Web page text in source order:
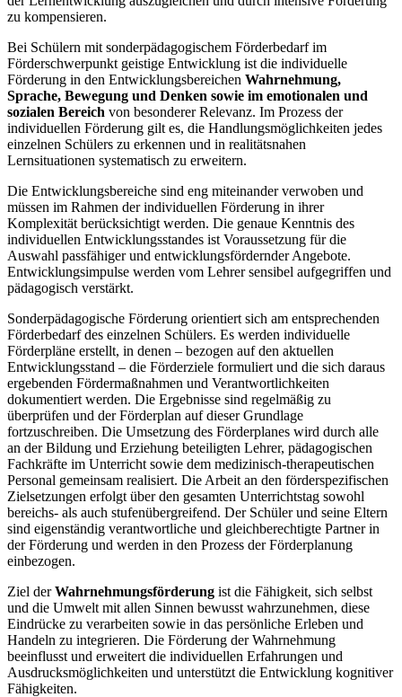
zu kompensieren.
Bei Schülern mit sonderpädagogischem Förderbedarf im
Förderschwerpunkt geistige Entwicklung ist die individuelle
Förderung in den Entwicklungsbereichen Wahrnehmung,
Sprache, Bewegung und Denken sowie im emotionalen und
sozialen Bereich von besonderer Relevanz. Im Prozess der
individuellen Förderung gilt es, die Handlungsmöglichkeiten jedes
einzelnen Schülers zu erkennen und in realitätsnahen
Lernsituationen systematisch zu erweitern.
Die Entwicklungsbereiche sind eng miteinander verwoben und
müssen im Rahmen der individuellen Förderung in ihrer
Komplexität berücksichtigt werden. Die genaue Kenntnis des
individuellen Entwicklungsstandes ist Voraussetzung für die
Auswahl passfähiger und entwicklungsfördernder Angebote.
Entwicklungsimpulse werden vom Lehrer sensibel aufgegriffen und
pädagogisch verstärkt.
Sonderpädagogische Förderung orientiert sich am entsprechenden
Förderbedarf des einzelnen Schülers. Es werden individuelle
Förderpläne erstellt, in denen – bezogen auf den aktuellen
Entwicklungsstand – die Förderziele formuliert und die sich daraus
ergebenden Fördermaßnahmen und Verantwortlichkeiten
dokumentiert werden. Die Ergebnisse sind regelmäßig zu
überprüfen und der Förderplan auf dieser Grundlage
fortzuschreiben. Die Umsetzung des Förderplanes wird durch alle
an der Bildung und Erziehung beteiligten Lehrer, pädagogischen
Fachkräfte im Unterricht sowie dem medizinisch-therapeutischen
Personal gemeinsam realisiert. Die Arbeit an den förderspezifischen
Zielsetzungen erfolgt über den gesamten Unterrichtstag sowohl
bereichs- als auch stufenübergreifend. Der Schüler und seine Eltern
sind eigenständig verantwortliche und gleichberechtigte Partner in
der Förderung und werden in den Prozess der Förderplanung
einbezogen.
Ziel derWahrnehmungsförderung ist die Fähigkeit, sich selbst
und die Umwelt mit allen Sinnen bewusst wahrzunehmen, diese
Eindrücke zu verarbeiten sowie in das persönliche Erleben und
Handeln zu integrieren. Die Förderung der Wahrnehmung
beeinflusst und erweitert die individuellen Erfahrungen und
Ausdrucksmöglichkeiten und unterstützt die Entwicklung kognitiver
Fähigkeiten.